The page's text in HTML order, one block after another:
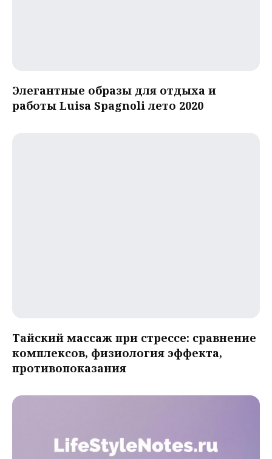
Элегантные образы для отдыха и
работы Luisa Spagnoli лето 2020
Тайский массаж при стрессе: сравнение
комплексов, физиология эффекта,
противопоказания